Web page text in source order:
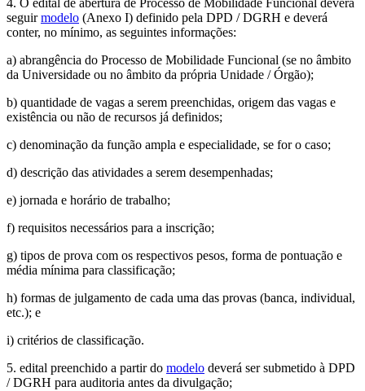
4. O edital de abertura de Processo de Mobilidade Funcional deverá
seguirmodelo (Anexo I) definido pela DPD / DGRH e deverá
conter, no mínimo, as seguintes informações:
a) abrangência do Processo de Mobilidade Funcional (se no âmbito
da Universidade ou no âmbito da própria Unidade / Órgão);
b) quantidade de vagas a serem preenchidas, origem das vagas e
existência ou não de recursos já definidos;
c) denominação da função ampla e especialidade, se for o caso;
d) descrição das atividades a serem desempenhadas;
e) jornada e horário de trabalho;
f) requisitos necessários para a inscrição;
g) tipos de prova com os respectivos pesos, forma de pontuação e
média mínima para classificação;
h) formas de julgamento de cada uma das provas (banca, individual,
etc.); e
i) critérios de classificação.
5. edital preenchido a partir do modelo deverá ser submetido à DPD
/ DGRH para auditoria antes da divulgação;